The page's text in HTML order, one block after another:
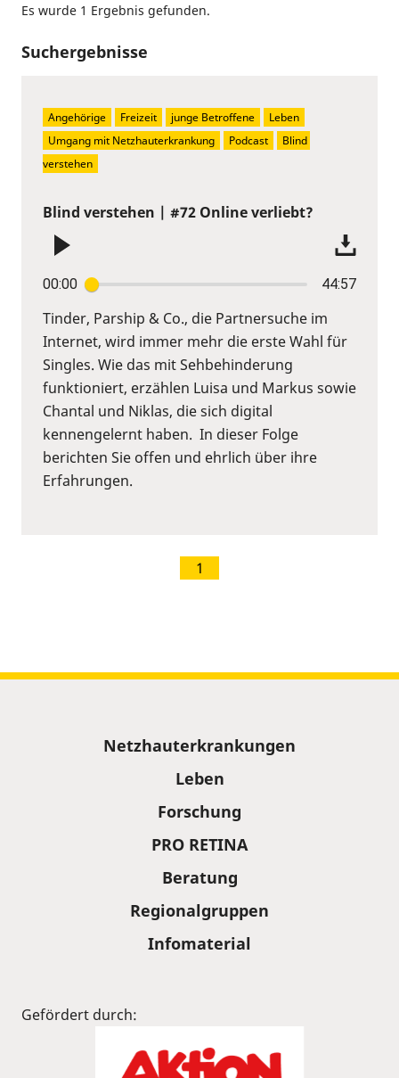
Es wurde 1 Ergebnis gefunden.
Suchergebnisse
Blind verstehen | #72 Online verliebt?
00:00 44:57
Tinder, Parship & Co., die Partnersuche im
Internet, wird immer mehr die erste Wahl für
Singles. Wie das mit Sehbehinderung
funktioniert, erzählen Luisa und Markus sowie
Chantal und Niklas, die sich digital
kennengelernt haben. In dieser Folge
berichten Sie offen und ehrlich über ihre
Erfahrungen.
Angehörige Freizeit junge Betroffene
Leben
Umgang mit Netzhauterkrankung
Podcast
Blind
verstehen
1
Netzhauterkrankungen
Leben
Forschung
PRO RETINA
Beratung
Regionalgruppen
Infomaterial
Gefördert durch: